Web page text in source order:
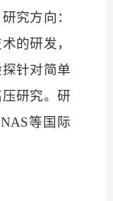
究方向：
的研发，
针对简单
研究。研
等国际